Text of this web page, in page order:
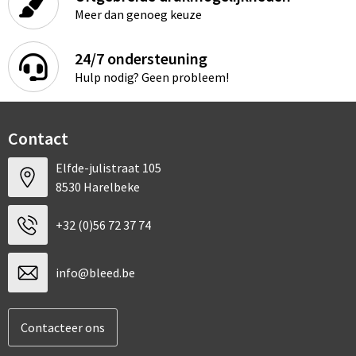
Sport
Schrijfwaren
Vrije tijd en Strand
Persoonlijke verzorging
Rugzakken
Sporttassen
Schoudertassen
Jute tassen
Katoenen draagtassen
Toilettassen
Heuptassen
Reistassen
Meer dan genoeg keuze
24/7 ondersteuning
Hulp nodig? Geen probleem!
Contact
Elfde-julistraat 105
8530 Harelbeke
+32 (0)56 72 37 74
info@bleed.be
Contacteer ons